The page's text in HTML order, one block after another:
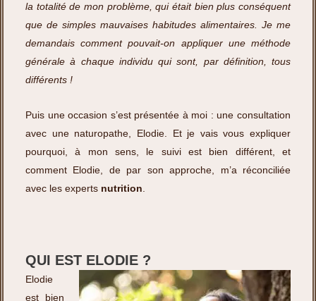
la totalité de mon problème, qui était bien plus conséquent
que de simples mauvaises habitudes alimentaires. Je me
demandais comment pouvait-on appliquer une méthode
générale à chaque individu qui sont, par définition, tous
différents !
Puis une occasion s’est présentée à moi : une consultation
avec une naturopathe, Elodie. Et je vais vous expliquer
pourquoi, à mon sens, le suivi est bien différent, et
comment Elodie, de par son approche, m’a réconciliée
avec les experts nutrition.
QUI EST ELODIE ?
Elodie
est bien